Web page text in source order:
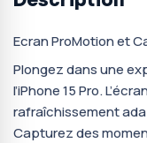
Ecran ProMotion et
Plongez dans une
l’iPhone 15 Pro.
rafraîchissement
Capturez des